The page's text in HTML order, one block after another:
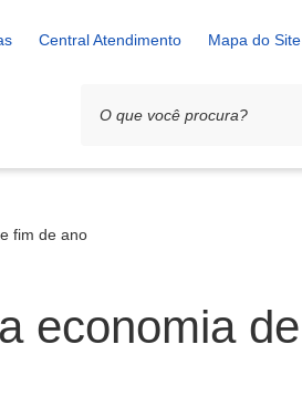
Central Atendimento Mapa do Site
fim de ano
economia de